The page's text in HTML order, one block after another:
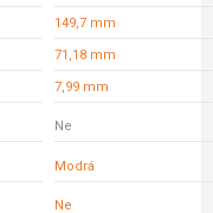
149,7 mm
71,18 mm
7,99 mm
Ne
Modrá
Ne